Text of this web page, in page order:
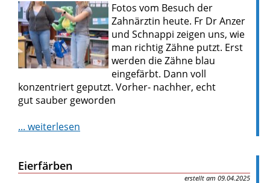
Fotos vom Besuch der
Zahnärztin heute. Fr Dr Anzer
und Schnappi zeigen uns, wie
man richtig Zähne putzt. Erst
werden die Zähne blau
eingefärbt. Dann voll
konzentriert geputzt. Vorher- nachher, echt
gut sauber geworden
... weiterlesen
Eierfärben
09.04.2025